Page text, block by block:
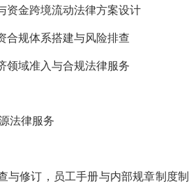
资金跨境流动法律方案设计
合规体系搭建与风险排查
领域准入与合规法律服务
法律服务
与修订，员工手册与内部规章制度制